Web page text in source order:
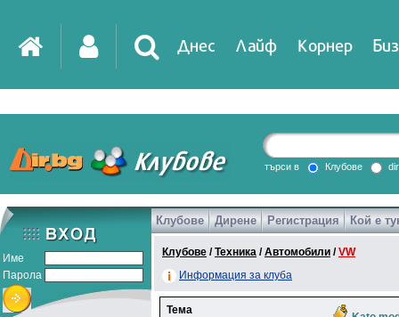
Днес Лайф Корнер
DirTV Impressio
Games
търси в Клубове
Име
Парола
Клубове Дирене Регистрация Кой е
Клубове /Техника /Автомобили /VW
Информация за клуба
Тема